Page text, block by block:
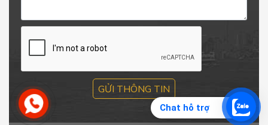
Chat hỗ trợ